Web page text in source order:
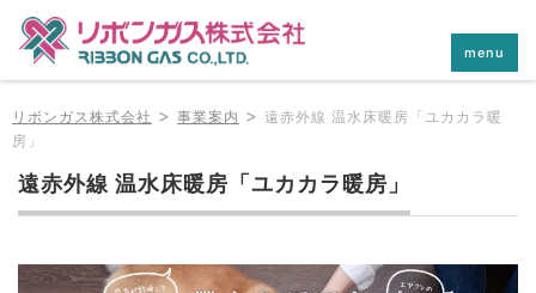
menu
リボンガス株式会社 > 事業案内 > 遠赤外線 温水床暖房「ユカカラ暖
房」
遠赤外線 温水床暖房「ユカカラ暖房」